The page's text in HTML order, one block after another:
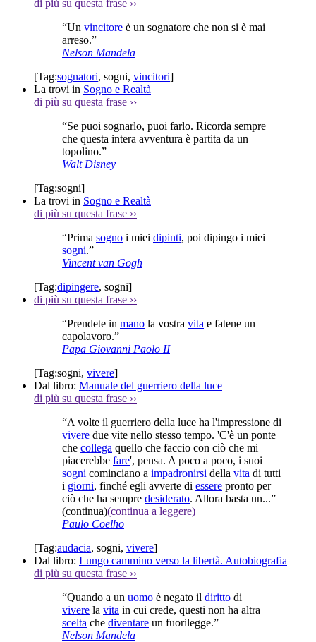
di più su questa frase ››
“Un vincitore è un sognatore che non si è mai
arreso.”
Nelson Mandela
[Tag:sognatori, sogni, vincitori]
La trovi in Sogno e Realtà
di più su questa frase ››
“Se puoi sognarlo, puoi farlo. Ricorda sempre
che questa intera avventura è partita da un
topolino.”
Walt Disney
[Tag:sogni]
La trovi in Sogno e Realtà
di più su questa frase ››
“Prima sogno i miei dipinti, poi dipingo i miei
sogni.”
Vincent van Gogh
[Tag:dipingere, sogni]
di più su questa frase ››
“Prendete in mano la vostra vita e fatene un
capolavoro.”
Papa Giovanni Paolo II
[Tag:sogni, vivere]
Dal libro: Manuale del guerriero della luce
di più su questa frase ››
“A volte il guerriero della luce ha l'impressione di
vivere due vite nello stesso tempo. 'C'è un ponte
che collega quello che faccio con ciò che mi
piacerebbe fare', pensa. A poco a poco, i suoi
sogni cominciano a impadronirsi della vita di tutti
i giorni, finché egli avverte di essere pronto per
ciò che ha sempre desiderato. Allora basta un...”
(continua)(continua a leggere)
Paulo Coelho
[Tag:audacia, sogni, vivere]
Dal libro: Lungo cammino verso la libertà. Autobiografia
di più su questa frase ››
“Quando a un uomo è negato il diritto di
vivere la vita in cui crede, questi non ha altra
scelta che diventare un fuorilegge.”
Nelson Mandela